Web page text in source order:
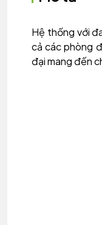
Hệ thống với
cả các phòng
đại mang đến